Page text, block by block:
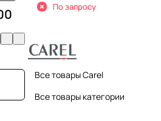
По запросу
Все товары Carel
Все товары категории